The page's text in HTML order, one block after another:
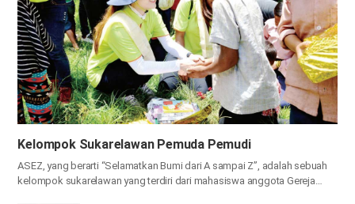
Kelompok Sukarelawan Pemuda Pemudi
ASEZ, yang berarti “Selamatkan Bumi dari A sampai Z”, adalah sebuah
kelompok sukarelawan yang terdiri dari mahasiswa anggota Gereja